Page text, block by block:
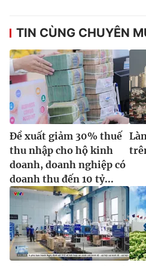
TIN CÙNG CHUYÊN
Đề xuất giảm 30% thuế
thu nhập cho hộ kinh
doanh, doanh nghiệp có
doanh thu đến 10 tỷ...